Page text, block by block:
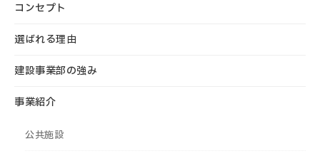
コンセプト
選ばれる理由
建設事業部の強み
事業紹介
公共施設